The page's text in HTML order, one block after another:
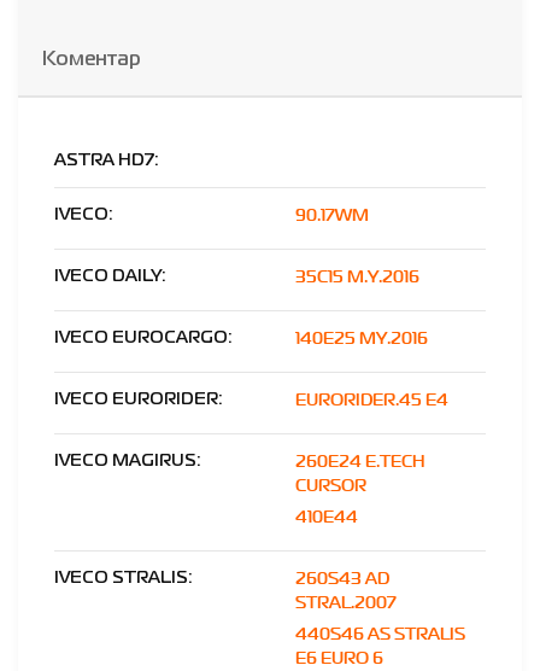
Коментар
ASTRA HD7:
IVECO: 90.17WM
IVECO DAILY: 35C15 M.Y.2016
IVECO EUROCARGO: 140E25 MY.2016
IVECO EURORIDER: EURORIDER.45 E4
IVECO MAGIRUS:
260E24 E.TECH
CURSOR
410E44
IVECO STRALIS:
260S43 AD
STRAL.2007
440S46 AS STRALIS
E6 EURO 6